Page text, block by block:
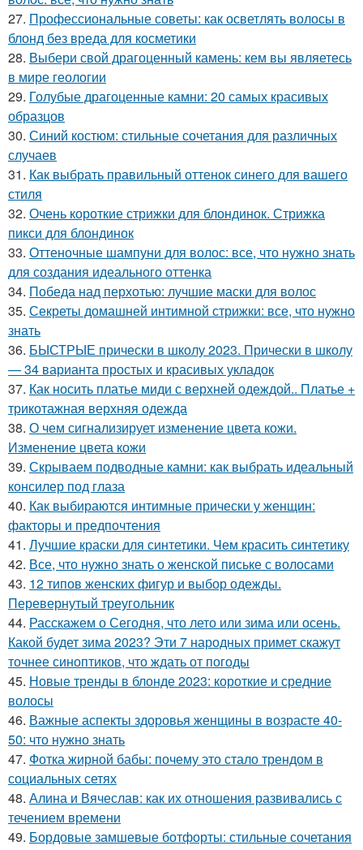
27. Профессиональные советы: как осветлять волосы в
блонд без вреда для косметики
28. Выбери свой драгоценный камень: кем вы являетесь
в мире геологии
29. Голубые драгоценные камни: 20 самых красивых
образцов
30. Синий костюм: стильные сочетания для различных
случаев
31. Как выбрать правильный оттенок синего для вашего
стиля
32. Очень короткие стрижки для блондинок. Стрижка
пикси для блондинок
33. Оттеночные шампуни для волос: все, что нужно знать
для создания идеального оттенка
34. Победа над перхотью: лучшие маски для волос
35. Секреты домашней интимной стрижки: все, что нужно
знать
36. БЫСТРЫЕ прически в школу 2023. Прически в школу
— 34 варианта простых и красивых укладок
37. Как носить платье миди с верхней одеждой.. Платье +
трикотажная верхняя одежда
38. О чем сигнализирует изменение цвета кожи.
Изменение цвета кожи
39. Скрываем подводные камни: как выбрать идеальный
консилер под глаза
40. Как выбираются интимные прически у женщин:
факторы и предпочтения
41. Лучшие краски для синтетики. Чем красить синтетику
42. Все, что нужно знать о женской письке с волосами
43. 12 типов женских фигур и выбор одежды.
Перевернутый треугольник
44. Расскажем о Сегодня, что лето или зима или осень.
Какой будет зима 2023? Эти 7 народных примет скажут
точнее синоптиков, что ждать от погоды
45. Новые тренды в блонде 2023: короткие и средние
волосы
46. Важные аспекты здоровья женщины в возрасте 40-
50: что нужно знать
47. Фотка жирной бабы: почему это стало трендом в
социальных сетях
48. Алина и Вячеслав: как их отношения развивались с
течением времени
49. Бордовые замшевые ботфорты: стильные сочетания